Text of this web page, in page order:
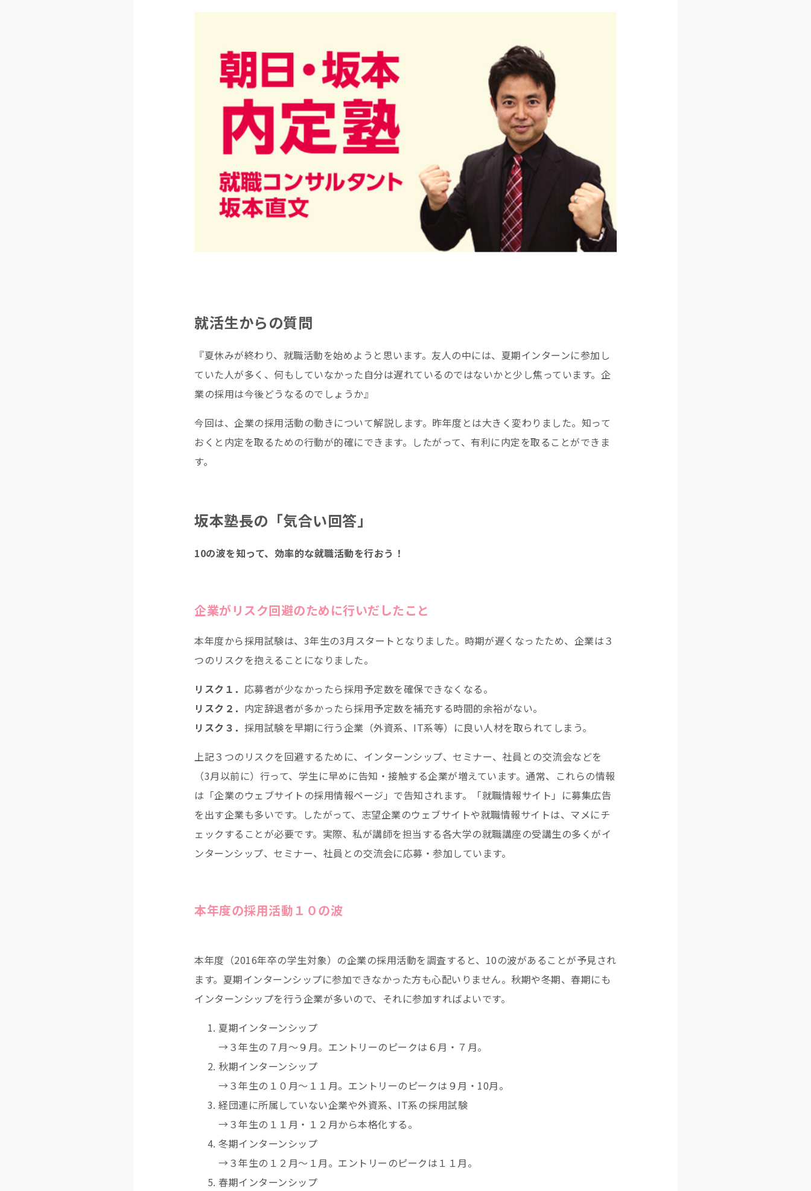
就活生からの質問
『夏休みが終わり、就職活動を始めようと思います。友人の中には、夏期インターンに参加し
ていた人が多く、何もしていなかった自分は遅れているのではないかと少し焦っています。企
業の採用は今後どうなるのでしょうか』
今回は、企業の採用活動の動きについて解説します。昨年度とは大きく変わりました。知って
おくと内定を取るための行動が的確にできます。したがって、有利に内定を取ることができま
す。
坂本塾長の「気合い回答」
10の波を知って、効率的な就職活動を行おう！
企業がリスク回避のために行いだしたこと
本年度から採用試験は、3年生の3月スタートとなりました。時期が遅くなったため、企業は３
つのリスクを抱えることになりました。
リスク１． 応募者が少なかったら採用予定数を確保できなくなる。
リスク２． 内定辞退者が多かったら採用予定数を補充する時間的余裕がない。
リスク３． 採用試験を早期に行う企業（外資系、IT系等）に良い人材を取られてしまう。
上記３つのリスクを回避するために、インターンシップ、セミナー、社員との交流会などを
（3月以前に）行って、学生に早めに告知・接触する企業が増えています。通常、これらの情報
は「企業のウェブサイトの採用情報ページ」で告知されます。「就職情報サイト」に募集広告
を出す企業も多いです。したがって、志望企業のウェブサイトや就職情報サイトは、マメにチ
ェックすることが必要です。実際、私が講師を担当する各大学の就職講座の受講生の多くがイ
ンターンシップ、セミナー、社員との交流会に応募・参加しています。
本年度の採用活動１０の波
本年度（2016年卒の学生対象）の企業の採用活動を調査すると、10の波があることが予見され
ます。夏期インターンシップに参加できなかった方も心配いりません。秋期や冬期、春期にも
インターンシップを行う企業が多いので、それに参加すればよいです。
夏期インターンシップ
→３年生の７月～９月。エントリーのピークは６月・７月。
秋期インターンシップ
→３年生の１０月～１１月。エントリーのピークは９月・10月。
経団連に所属していない企業や外資系、IT系の採用試験
→３年生の１１月・１２月から本格化する。
冬期インターンシップ
→３年生の１２月～１月。エントリーのピークは１１月。
春期インターンシップ